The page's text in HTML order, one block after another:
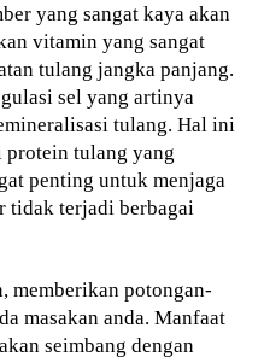
yang sangat kaya akan
vitamin yang sangat
tulang jangka panjang.
sel yang artinya
tulang. Hal ini
protein tulang yang
penting untuk menjaga
tidak terjadi berbagai
memberikan potongan-
masakan anda. Manfaat
seimbang dengan